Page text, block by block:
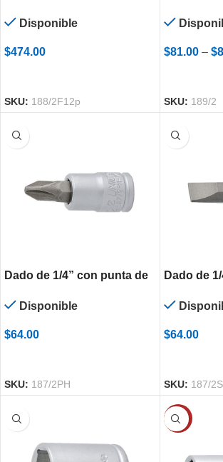
Disponible
$474.00
SKU: 188/2F12p
$81.00 – $
SKU: 189/2
Dado de 1/4” con punta de
Disponible
$64.00
SKU: 187/2PH
Dado de
$64.00
SKU: 187/
-60%